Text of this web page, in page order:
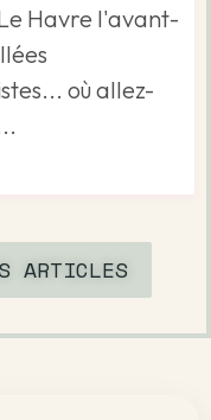
Havre l'avant-
où allez-
ARTICLES